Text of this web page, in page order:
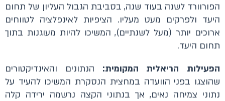
הפורוורד לשנה בעוד שנה, בסביבת הגבול העליון של תחום
היעד ולפרקים מעט מעליו. הציפיות לאינפלציה לטווחים
ארוכים יותר (מעל לשנתיים), המשיכו להיות מעוגנות בתוך
תחום היעד.
הפעילות הריאלית המקומית: הנתונים והאינדיקטורים
שהוצגו בפני הוועדה במחצית הנסקרת המשיכו להעיד על
נתוני צמיחה נאים, אך בנתוני הקצה נרשמה ירידה קלה